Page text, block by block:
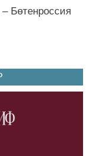
Бөтенроссия